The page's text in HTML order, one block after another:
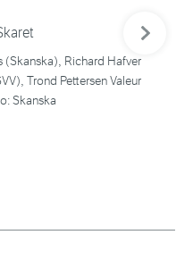
(Skanska), Richard Hafver
Trond Pettersen Valeur
Skanska